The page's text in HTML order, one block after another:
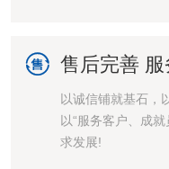
 售后完善
以诚信铺就基石，
以“服务客户、成
求发展!